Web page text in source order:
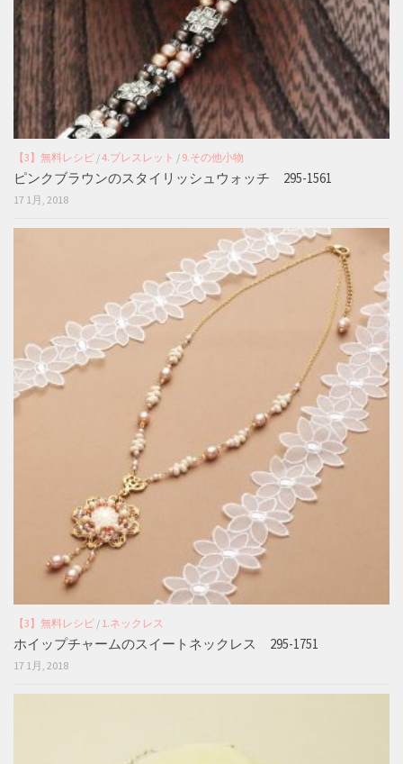
【3】無料レシピ /4.ブレスレット / 9.その他小物
ピンクブラウンのスタイリッシュウォッチ 295-1561
17 1月, 2018
【3】無料レシピ / 1.ネックレス
ホイップチャームのスイートネックレス 295-1751
17 1月, 2018